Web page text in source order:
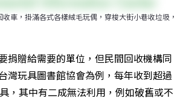
車，掛滿各式各樣絨毛玩偶，穿梭大街小巷收垃圾，
捐贈給需要的單位，但民間回收機構同
灣玩具圖書館協會為例，每年收到超過
，其中有二成無法利用，例如破舊或不